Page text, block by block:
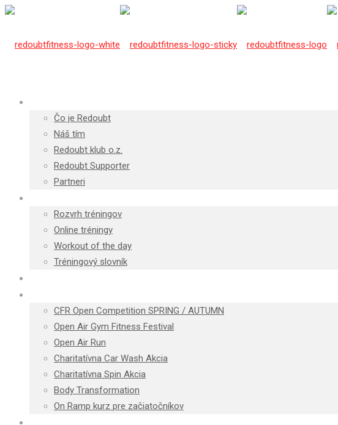
Čo je Redoubt
Náš tím
Redoubt klub o.z.
Redoubt Supporter
Partneri
Rozvrh tréningov
Online tréningy
Workout of the day
Tréningový slovník
CFR Open Competition SPRING / AUTUMN
Open Air Gym Fitness Festival
Open Air Run
Charitatívna Car Wash Akcia
Charitatívna Spin Akcia
Body Transformation
On Ramp kurz pre začiatočníkov